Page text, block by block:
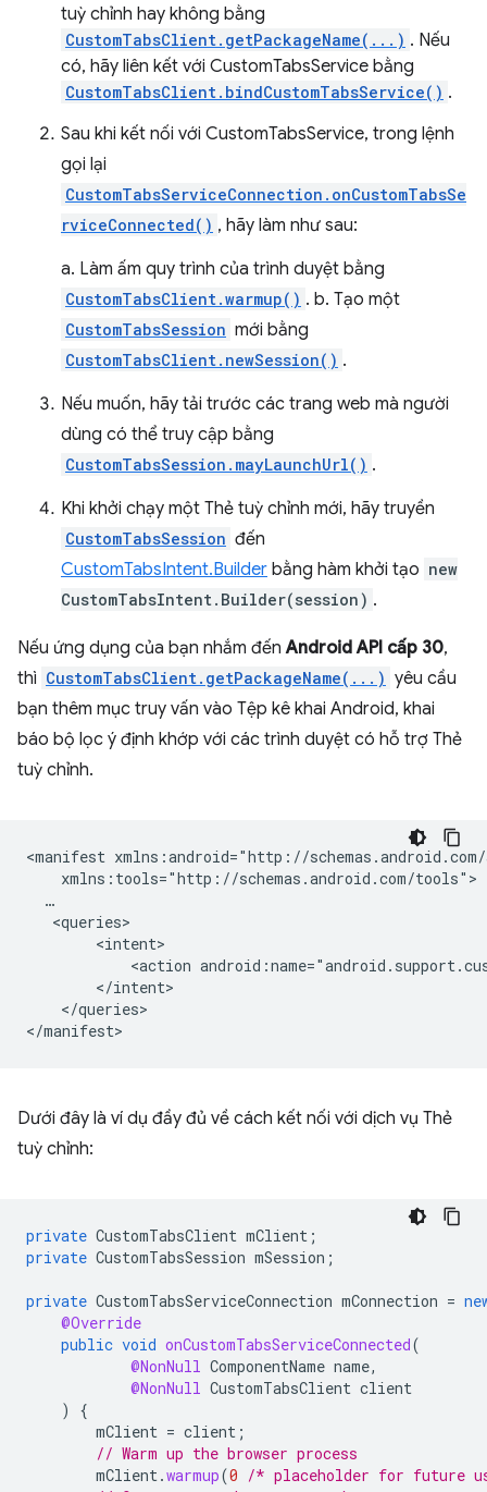
tuỳ chỉnh hay không bằng
CustomTabsClient.getPackageName(...) . Nếu
có, hãy liên kết với CustomTabsService bằng
CustomTabsClient.bindCustomTabsService() .
Sau khi kết nối với CustomTabsService, trong lệnh
gọi lại
CustomTabsServiceConnection.onCustomTabsSe
rviceConnected() , hãy làm như sau:
a. Làm ấm quy trình của trình duyệt bằng
CustomTabsClient.warmup() . b. Tạo một
CustomTabsSession mới bằng
CustomTabsClient.newSession() .
Nếu muốn, hãy tải trước các trang web mà người
dùng có thể truy cập bằng
CustomTabsSession.mayLaunchUrl() .
Khi khởi chạy một Thẻ tuỳ chỉnh mới, hãy truyền
CustomTabsSession đến
CustomTabsIntent.Builder bằng hàm khởi tạo new
CustomTabsIntent.Builder(session) .
Nếu ứng dụng của bạn nhắm đếnAndroid API cấp 30,
thì CustomTabsClient.getPackageName(...) yêu cầu
bạn thêm mục truy vấn vào Tệp kê khai Android, khai
báo bộ lọc ý định khớp với các trình duyệt có hỗ trợ Thẻ
tuỳ chỉnh.
<manifest
<action
</queries>
Dưới đây là ví dụ đầy đủ về cách kết nối với dịch vụ Thẻ
tuỳ chỉnh:
private CustomTabsClient mClient ;
private CustomTabsSession mSession ;
private CustomTabsServiceConnection mConnection =
@Override
public void onCustomTabsServiceConnected(
@NonNull ComponentName name,
@NonNull CustomTabsClient client
)
{
mClient = client ;
// Warm up the browser process
mClient.warmup(0 /* placeholder for future